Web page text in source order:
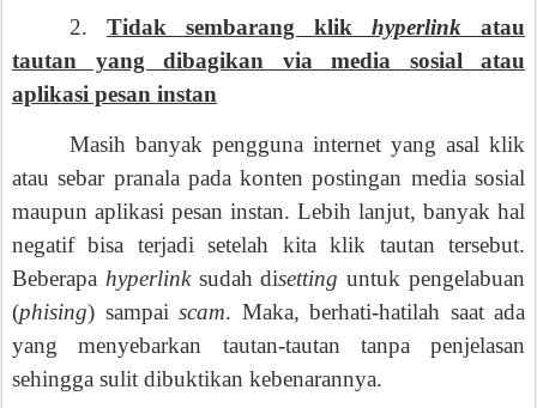
2. Tidak sembarang klik hyperlink atau
tautan yang dibagikan via media sosial atau
aplikasi pesan instan
Masih banyak pengguna internet yang asal klik
atau sebar pranala pada konten postingan media sosial
maupun aplikasi pesan instan. Lebih lanjut, banyak hal
negatif bisa terjadi setelah kita klik tautan tersebut.
Beberapa hyperlinksudah disetting untuk pengelabuan
(phising) sampai scam. Maka, berhati-hatilah saat ada
yang menyebarkan tautan-tautan tanpa penjelasan
sehingga sulit dibuktikan kebenarannya.